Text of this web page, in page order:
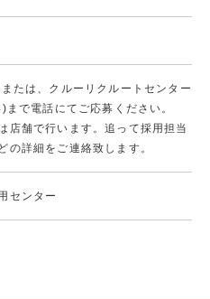
たは、クルーリクルートセンター
で電話にてご応募ください。
店舗で行います。追って採用担当
の詳細をご連絡致します。
センター